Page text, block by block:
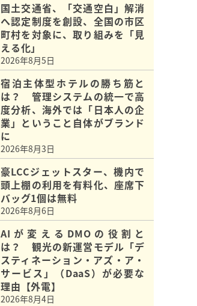
国土交通省、「交通空白」解消
へ認定制度を創設、全国の市区
町村を対象に、取り組みを「見
える化」
2026年8月5日
宿泊主体型ホテルの勝ち筋と
は？ 管理システムの統一で高
度分析、海外では「日本人の企
業」ということ自体がブランド
に
2026年8月3日
豪LCCジェットスター、機内で
頭上棚の利用を有料化、座席下
バッグ1個は無料
2026年8月6日
AIが変えるDMOの役割と
は？ 観光の新運営モデル「デ
スティネーション・アズ・ア・
サービス」（DaaS）が必要な
理由【外電】
2026年8月4日